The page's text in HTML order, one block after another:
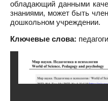
обладающий данными
знаниями, может быть
дошкольном учреждении.
Ключевые слова: